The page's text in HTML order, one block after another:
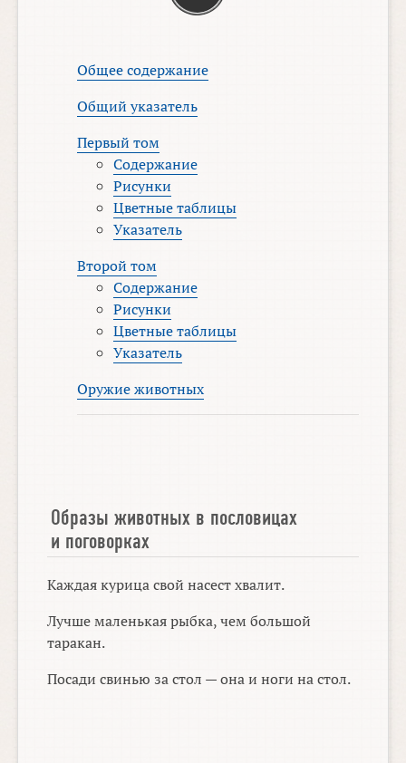
Общее содержание
Общий указатель
Первый том
Содержание
Рисунки
Цветные таблицы
Указатель
Второй том
Содержание
Рисунки
Цветные таблицы
Указатель
Оружие животных
Образы животных в пословицах
и поговорках
Каждая курица свой насест хвалит.
Лучше маленькая рыбка, чем большой
таракан.
Посади свинью за стол — она и ноги на стол.